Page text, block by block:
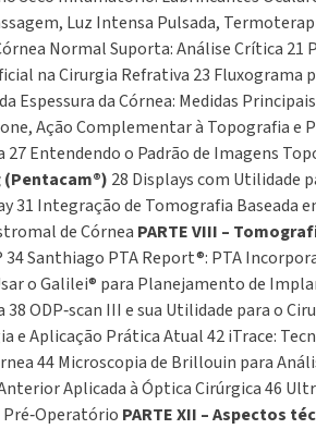
Luz Intensa Pulsada,
Normal Suporta: Análise Crítica
na Cirurgia Refrativa 23 Fluxograma
Espessura da Córnea: Medidas
Ação Complementar à Topografia
Entendendo o Padrão de Imagens
(Pentacam®) 28 Displays com Utilidade
31 Integração de Tomografia
de Córnea PARTE VIII –
Santhiago PTA Report®: PTA
o Galilei® para Planejamento de
ODP‑scan III e sua Utilidade para o
e Aplicação Prática Atual 42 iTrace:
44 Microscopia de Brillouin para
Aplicada à Óptica Cirúrgica 46
PARTE XII – Aspectos